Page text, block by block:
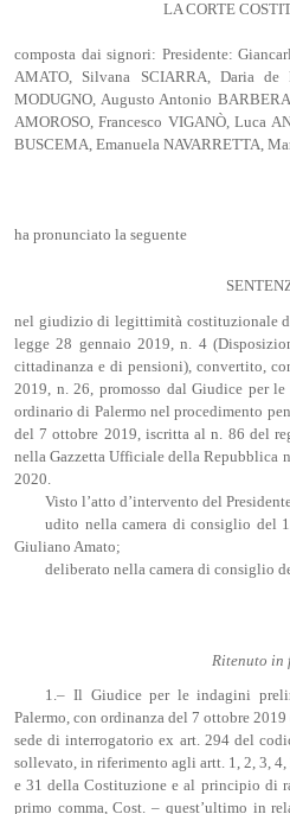
LA CORTE
composta dai signori: Presidente:
AMATO, Silvana SCIARRA, Daria de
MODUGNO, Augusto Antonio
AMOROSO, Francesco VIGANÒ, Luca
BUSCEMA, Emanuela NAVARRETTA,
ha pronunciato la seguente
nel giudizio di legittimità costituzionale
legge 28 gennaio 2019, n. 4
cittadinanza e di pensioni), convertito,
2019, n. 26, promosso dal Giudice per
ordinario di Palermo nel procedimento
del 7 ottobre 2019, iscritta al n. 86 del
nella Gazzetta Ufficiale della Repubblica
2020.
Visto l’atto d’intervento del
udito nella camera di consiglio del
Giuliano Amato;
deliberato nella camera di consiglio
Ritenuto in
1.– Il Giudice per le indagini
Palermo, con ordinanza del 7 ottobre
sede di interrogatorio ex art. 294 del
sollevato, in riferimento agli artt. 1, 2, 3, 4,
e 31 della Costituzione e al principio di
primo comma, Cost. – quest’ultimo in